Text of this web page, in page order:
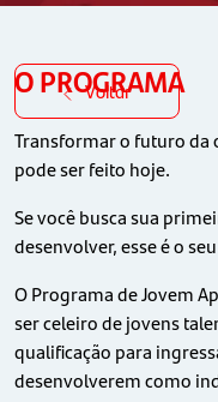
Voltar
O PROGRAMA
Transformar o futuro da
pode ser feito hoje.
Se você busca sua
desenvolver, esse é o
O Programa de Jovem
ser celeiro de jovens
qualificação para
desenvolverem como